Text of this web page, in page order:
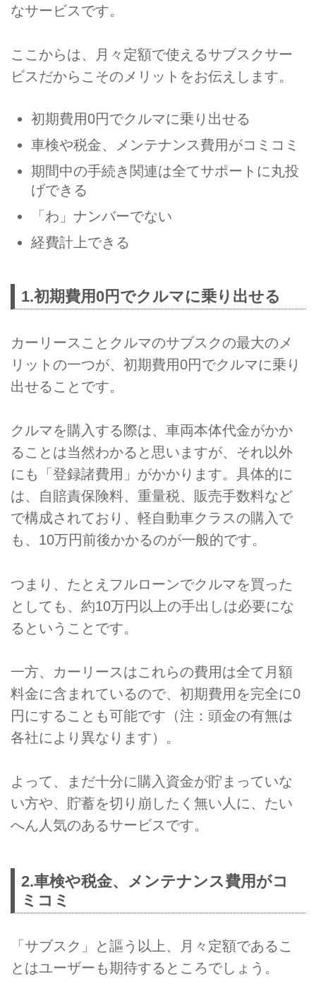
なサービスです。
ここからは、月々定額で使えるサブスクサー
ビスだからこそのメリットをお伝えします。
初期費用0円でクルマに乗り出せる
車検や税金、メンテナンス費用がコミコミ
期間中の手続き関連は全てサポートに丸投
げできる
「わ」ナンバーでない
経費計上できる
1.初期費用0円でクルマに乗り出せる
カーリースことクルマのサブスクの最大のメ
リットの一つが、初期費用0円でクルマに乗り
出せることです。
クルマを購入する際は、車両本体代金がかか
ることは当然わかると思いますが、それ以外
にも「登録諸費用」がかかります。具体的に
は、自賠責保険料、重量税、販売手数料など
で構成されており、軽自動車クラスの購入で
も、10万円前後かかるのが一般的です。
つまり、たとえフルローンでクルマを買った
としても、約10万円以上の手出しは必要にな
るということです。
一方、カーリースはこれらの費用は全て月額
料金に含まれているので、初期費用を完全に0
円にすることも可能です（注：頭金の有無は
各社により異なります）。
よって、まだ十分に購入資金が貯まっていな
い方や、貯蓄を切り崩したく無い人に、たい
へん人気のあるサービスです。
2.車検や税金、メンテナンス費用がコ
ミコミ
「サブスク」と謳う以上、月々定額であるこ
とはユーザーも期待するところでしょう。